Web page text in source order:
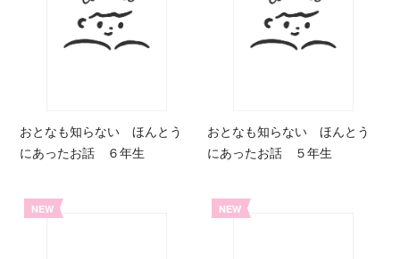
おとなも知らない ほんとう
にあったお話 ６年生
おとなも知らない ほんとう
にあったお話 ５年生
NEW NEW